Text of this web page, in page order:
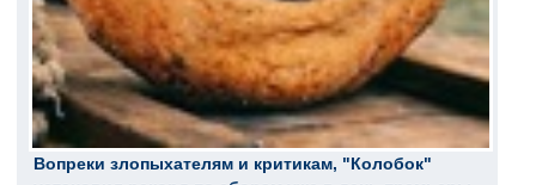
Вопреки злопыхателям и критикам, "Колобок"